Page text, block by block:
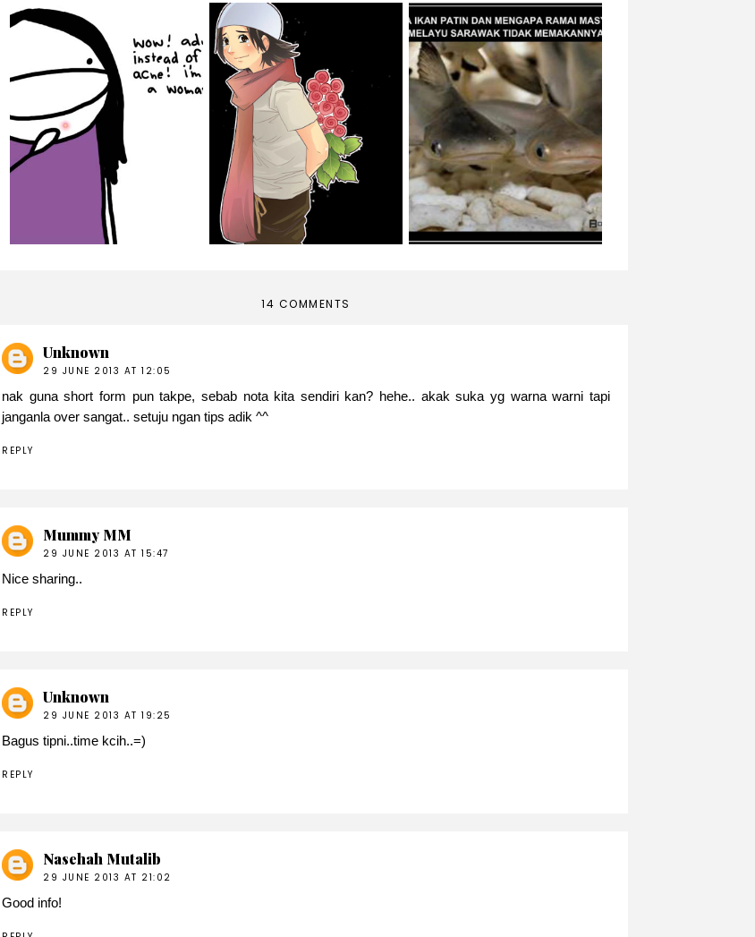
Tips Pemakanan
Untuk Menghilangkan
Jerawat
Tips Memujuk Teman
Lelaki Yang Merajuk
Lagenda Ikan Patin &
Kenapa Kebanyakan
Melayu Sarawak
Tidak Memakannya
14 COMMENTS
Unknown
29 JUNE 2013 AT 12:05
nak guna short form pun takpe, sebab nota kita sendiri kan? hehe.. akak suka yg warna warni tapi
janganla over sangat.. setuju ngan tips adik ^^
REPLY
Mummy MM
29 JUNE 2013 AT 15:47
Nice sharing..
REPLY
Unknown
29 JUNE 2013 AT 19:25
Bagus tipni..time kcih..=)
REPLY
Nasehah Mutalib
29 JUNE 2013 AT 21:02
Good info!